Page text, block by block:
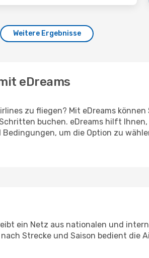
Weitere Ergebnisse
eDreams
zu fliegen? Mit eDreams
buchen. eDreams hilft
Bedingungen, um die Option zu
ein Netz aus nationalen und
Strecke und Saison bedient die